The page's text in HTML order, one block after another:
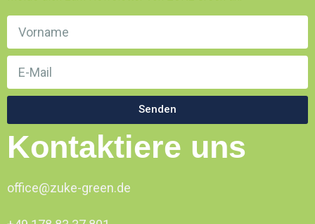
Senden
Kontaktiere uns
office@zuke-green.de